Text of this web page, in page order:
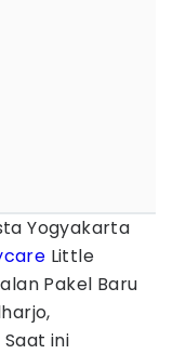
Yogyakarta
Little
Pakel Baru
ini